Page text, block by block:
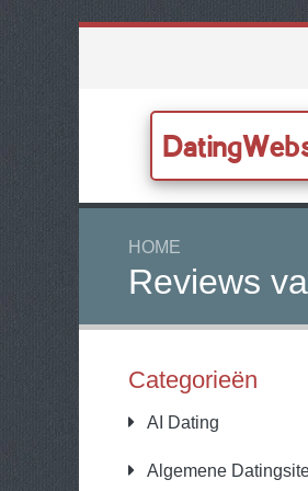
HOME
Reviews
Categorieën
AI Dating
Algemene